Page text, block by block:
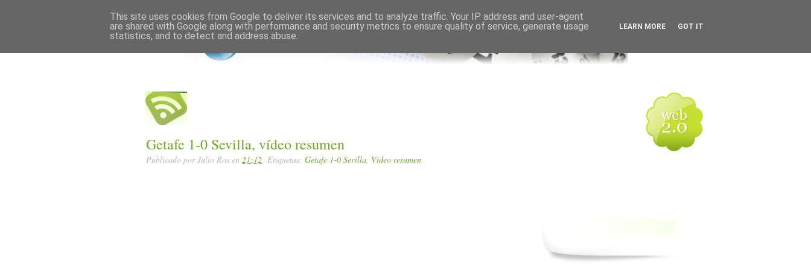
Getafe 1-0 Sevilla, vídeo resumen
Publicado porJulio Ros en 21:12 Etiquetas: Getafe 1-0 Sevilla, Vídeo resumen
This site uses cookies from Google to deliver its services and to analyze traffic. Your IP address and user-agent
are shared with Google along with performance and security metrics to ensure quality of service, generate usage
statistics, and to detect and address abuse.
LEARN MORE GOT IT